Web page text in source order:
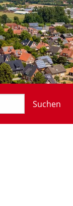
Suchen